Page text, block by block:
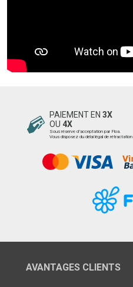
PAIEMENT EN 3X
OU 4X
Sous réserve d’acceptation par Floa.
Vous disposez du délai légal de rétractation
AVANTAGES CLIENTS